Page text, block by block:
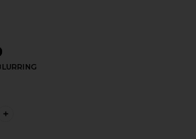
PLUS ICON TO SEE MORE OPTIONS